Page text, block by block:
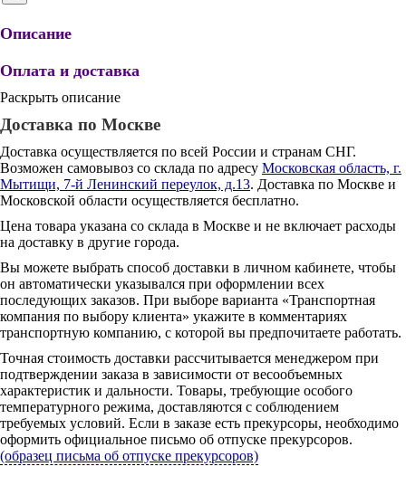
Описание
Оплата и доставка
Раскрыть описание
Доставка по Москве
Доставка осуществляется по всей России и странам СНГ.
Возможен самовывоз со склада по адресу Московская область, г.
Мытищи, 7-й Ленинский переулок, д.13. Доставка по Москве и
Московской области осуществляется бесплатно.
Цена товара указана со склада в Москве и не включает расходы
на доставку в другие города.
Вы можете выбрать способ доставки в личном кабинете, чтобы
он автоматически указывался при оформлении всех
последующих заказов. При выборе варианта «Транспортная
компания по выбору клиента» укажите в комментариях
транспортную компанию, с которой вы предпочитаете работать.
Точная стоимость доставки рассчитывается менеджером при
подтверждении заказа в зависимости от весообъемных
характеристик и дальности. Товары, требующие особого
температурного режима, доставляются с соблюдением
требуемых условий. Если в заказе есть прекурсоры, необходимо
оформить официальное письмо об отпуске прекурсоров.
(образец письма об отпуске прекурсоров)